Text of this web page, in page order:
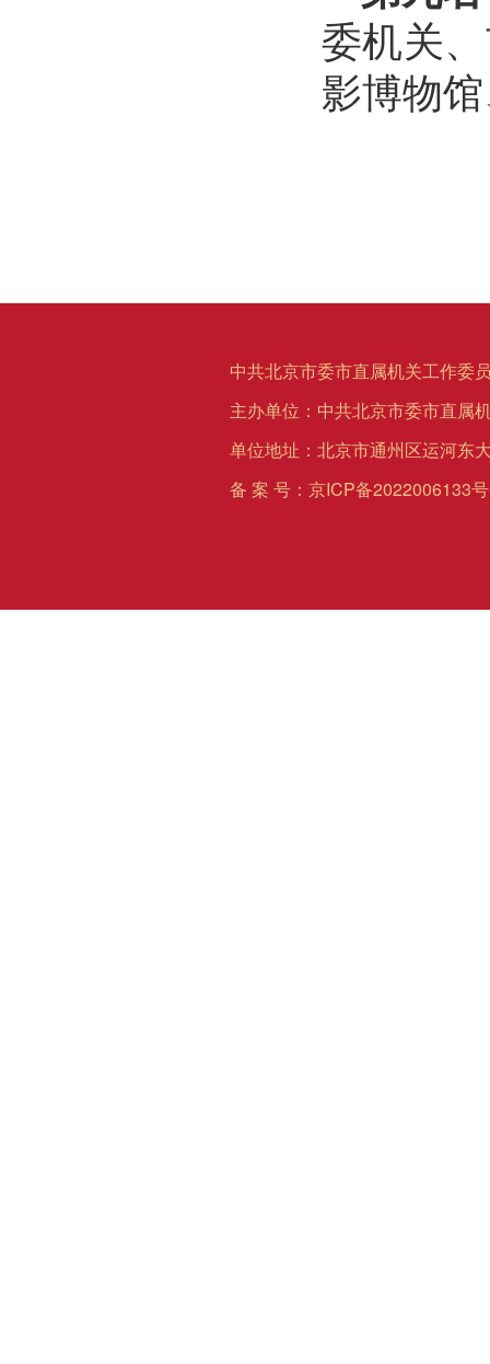
委机关
影博物
中共北京市委市直属机关工作委
主办单位：中共北京市委市直属
单位地址：北京市通州区运河东
备 案 号： 京ICP备2022006133